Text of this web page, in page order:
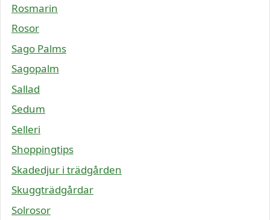
Rosmarin
Rosor
Sago Palms
Sagopalm
Sallad
Sedum
Selleri
Shoppingtips
Skadedjur i trädgården
Skuggträdgårdar
Solrosor